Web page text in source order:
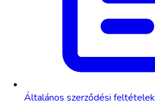
Általános szerződési feltételek